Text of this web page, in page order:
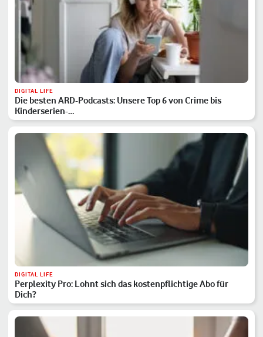
DIGITAL LIFE
Die besten ARD-Podcasts: Unsere Top 6 von Crime bis
Kinderserien-…
DIGITAL LIFE
Perplexity Pro: Lohnt sich das kostenpflichtige Abo für
Dich?